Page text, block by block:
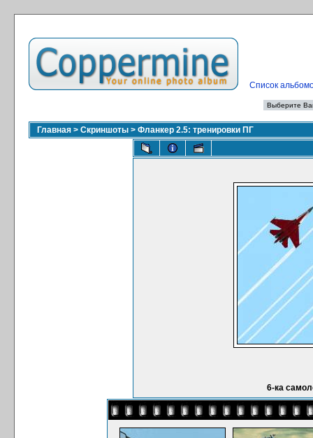
Список
Главная > Скриншоты > Фланкер 2.5: тренировки ПГ
6-ка